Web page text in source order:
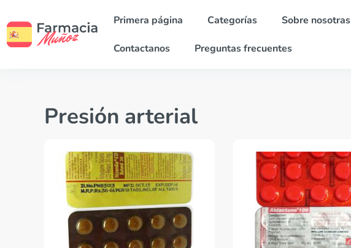
Primera página Categorías Sobre nosotras
Contactanos Preguntas frecuentes
Presión arterial